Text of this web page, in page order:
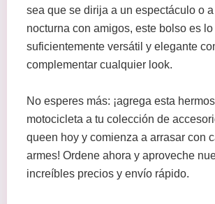
sea que se dirija a un espectáculo o
nocturna con amigos, este bolso es lo
suficientemente versátil y elegante
complementar cualquier look.
No esperes más: ¡agrega esta
motocicleta a tu colección de
queen hoy y comienza a arrasar con
armes! Ordene ahora y aproveche
increíbles precios y envío rápido.